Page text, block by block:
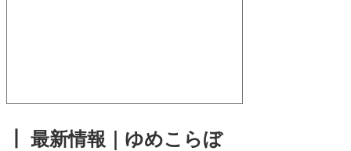
┃ 最新情報｜ゆめこらぼ